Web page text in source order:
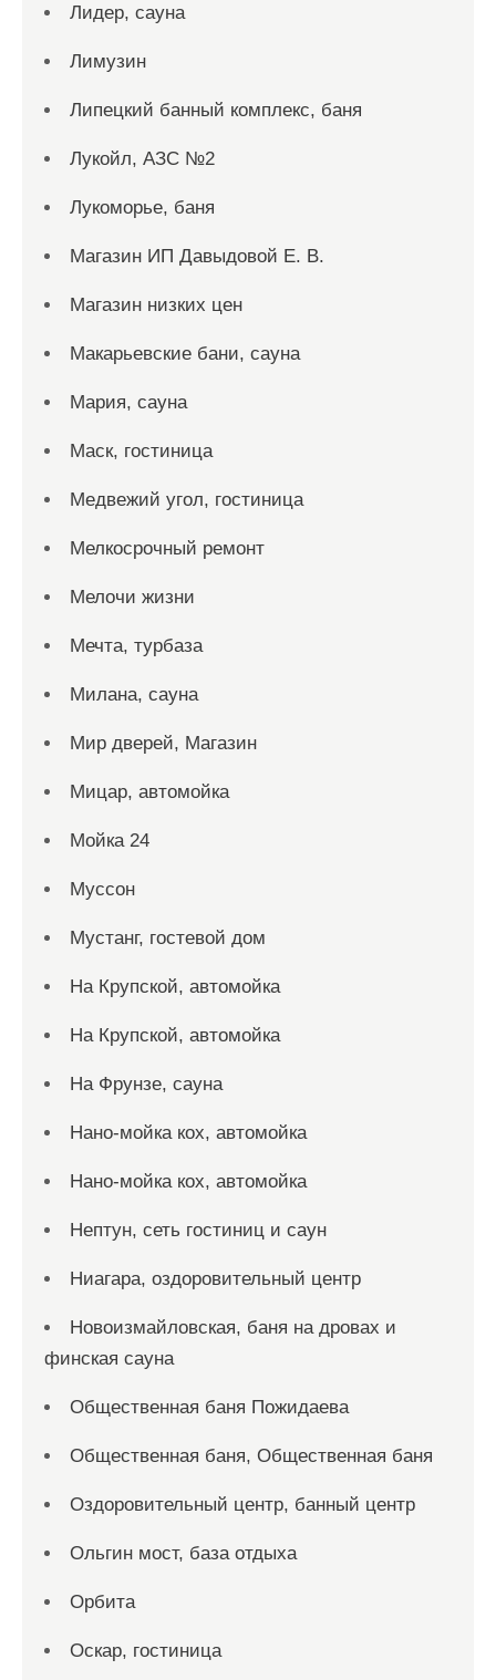
Лидер, сауна
Лимузин
Липецкий банный комплекс, баня
Лукойл, АЗС №2
Лукоморье, баня
Магазин ИП Давыдовой Е. В.
Магазин низких цен
Макарьевские бани, сауна
Мария, сауна
Маск, гостиница
Медвежий угол, гостиница
Мелкосрочный ремонт
Мелочи жизни
Мечта, турбаза
Милана, сауна
Мир дверей, Магазин
Мицар, автомойка
Мойка 24
Муссон
Мустанг, гостевой дом
На Крупской, автомойка
На Крупской, автомойка
На Фрунзе, сауна
Нано-мойка кох, автомойка
Нано-мойка кох, автомойка
Нептун, сеть гостиниц и саун
Ниагара, оздоровительный центр
Новоизмайловская, баня на дровах и
финская сауна
Общественная баня Пожидаева
Общественная баня, Общественная баня
Оздоровительный центр, банный центр
Ольгин мост, база отдыха
Орбита
Оскар, гостиница